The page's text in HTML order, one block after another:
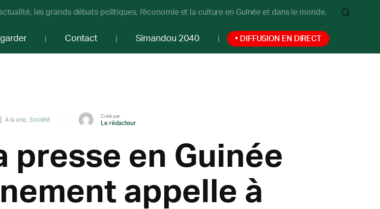
les grands débats politiques, l'économie et la culture en Guinée et dans le monde.
Contact Simandou 2040 • DIFFUSION EN DIRECT
A la une Société
Créé par
Le rédacteur
presse en Guinée
appelle à